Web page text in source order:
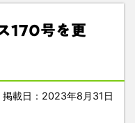
170号を更
掲載日：2023年8月31日